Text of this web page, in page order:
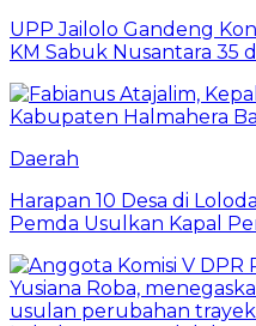
UPP Jailolo Gandeng
KM Sabuk Nusantara 35
Daerah
Harapan 10 Desa di
Pemda Usulkan Kapal